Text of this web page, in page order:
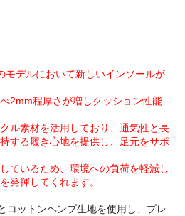
モデルにおいて新しいインソールが
2mm程厚さが増しクッション性能
ル素材を活用しており、通気性と長
する履き心地を提供し、足元をサポ
ているため、環境への負荷を軽減し
発揮してくれます。
コットンヘンプ生地を使用し、プレ